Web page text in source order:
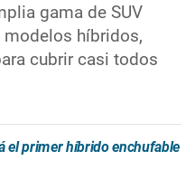
gama de SUV
híbridos,
cubrir casi todos
el primer híbrido enchufable